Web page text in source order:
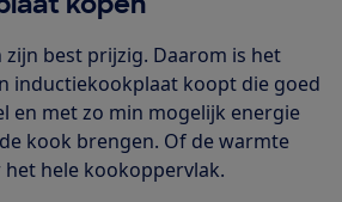
best prijzig. Daarom is het
inductiekookplaat koopt die goed
en met zo min mogelijk energie
kook brengen. Of de warmte
hele kookoppervlak.